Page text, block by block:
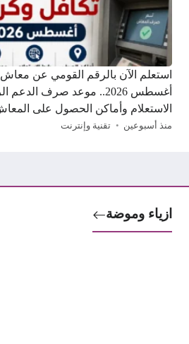
استعلم الآن بالرقم القومي عن
أغسطس 2026.. موعد صرف
الاستعلام وأماكن الحصول على
منذ أسبوعين تقنية وإنترنت
ازياء وموضة